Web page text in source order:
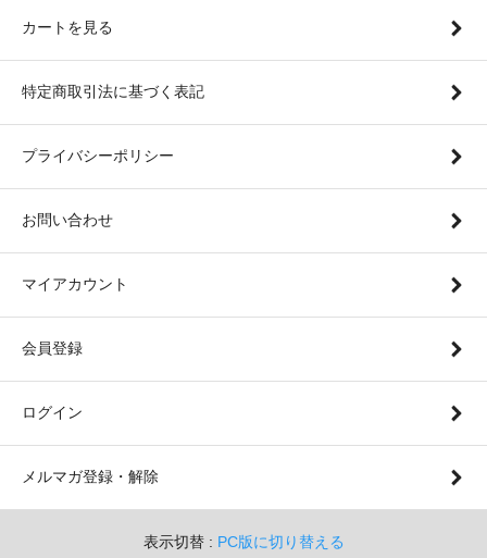
カートを見る
特定商取引法に基づく表記
プライバシーポリシー
お問い合わせ
マイアカウント
会員登録
ログイン
メルマガ登録・解除
表示切替 : PC版に切り替える